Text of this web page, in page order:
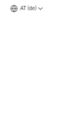
AT (de)
Zum Hauptinhalt